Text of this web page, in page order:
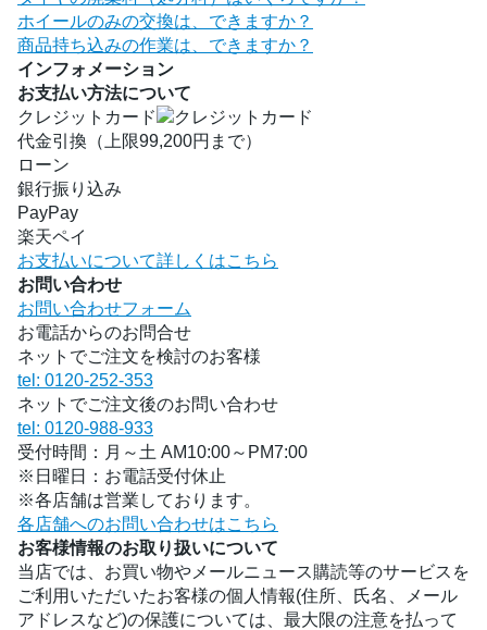
ホイールのみの交換は、できますか？
商品持ち込みの作業は、できますか？
インフォメーション
お支払い方法について
クレジットカード
代金引換（上限99,200円まで）
ローン
銀行振り込み
PayPay
楽天ペイ
お支払いについて詳しくはこちら
お問い合わせ
お問い合わせフォーム
お電話からのお問合せ
ネットでご注文を検討のお客様
tel: 0120-252-353
ネットでご注文後のお問い合わせ
tel: 0120-988-933
受付時間：月～土 AM10:00～PM7:00
※日曜日：お電話受付休止
※各店舗は営業しております。
各店舗へのお問い合わせはこちら
お客様情報のお取り扱いについて
当店では、お買い物やメールニュース購読等のサービスを
ご利用いただいたお客様の個人情報(住所、氏名、メール
アドレスなど)の保護については、最大限の注意を払って